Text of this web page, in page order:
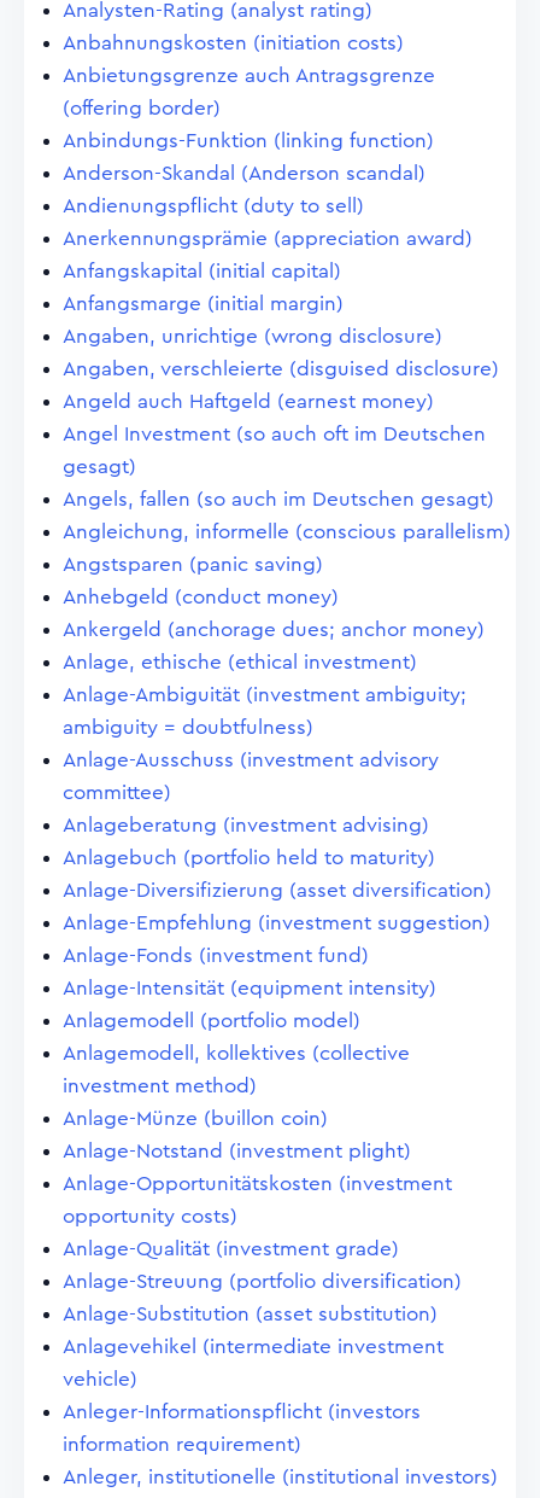
Analysten-Rating (analyst rating)
Anbahnungskosten (initiation costs)
Anbietungsgrenze auch Antragsgrenze
(offering border)
Anbindungs-Funktion (linking function)
Anderson-Skandal (Anderson scandal)
Andienungspflicht (duty to sell)
Anerkennungsprämie (appreciation award)
Anfangskapital (initial capital)
Anfangsmarge (initial margin)
Angaben, unrichtige (wrong disclosure)
Angaben, verschleierte (disguised disclosure)
Angeld auch Haftgeld (earnest money)
Angel Investment (so auch oft im Deutschen
gesagt)
Angels, fallen (so auch im Deutschen gesagt)
Angleichung, informelle (conscious parallelism)
Angstsparen (panic saving)
Anhebgeld (conduct money)
Ankergeld (anchorage dues; anchor money)
Anlage, ethische (ethical investment)
Anlage-Ambiguität (investment ambiguity;
ambiguity = doubtfulness)
Anlage-Ausschuss (investment advisory
committee)
Anlageberatung (investment advising)
Anlagebuch (portfolio held to maturity)
Anlage-Diversifizierung (asset diversification)
Anlage-Empfehlung (investment suggestion)
Anlage-Fonds (investment fund)
Anlage-Intensität (equipment intensity)
Anlagemodell (portfolio model)
Anlagemodell, kollektives (collective
investment method)
Anlage-Münze (buillon coin)
Anlage-Notstand (investment plight)
Anlage-Opportunitätskosten (investment
opportunity costs)
Anlage-Qualität (investment grade)
Anlage-Streuung (portfolio diversification)
Anlage-Substitution (asset substitution)
Anlagevehikel (intermediate investment
vehicle)
Anleger-Informationspflicht (investors
information requirement)
Anleger, institutionelle (institutional investors)